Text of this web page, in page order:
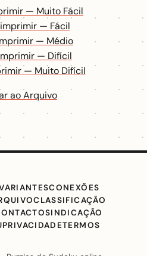
— Muito Fácil
imprimir — Fácil
— Médio
— Difícil
— Muito Difícil
ao Arquivo
CONEXÕES
CLASSIFICAÇÃO
SINDICAÇÃO
PRIVACIDADETERMOS